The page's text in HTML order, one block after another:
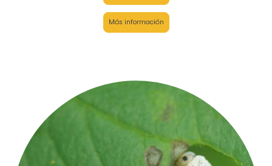
Más información